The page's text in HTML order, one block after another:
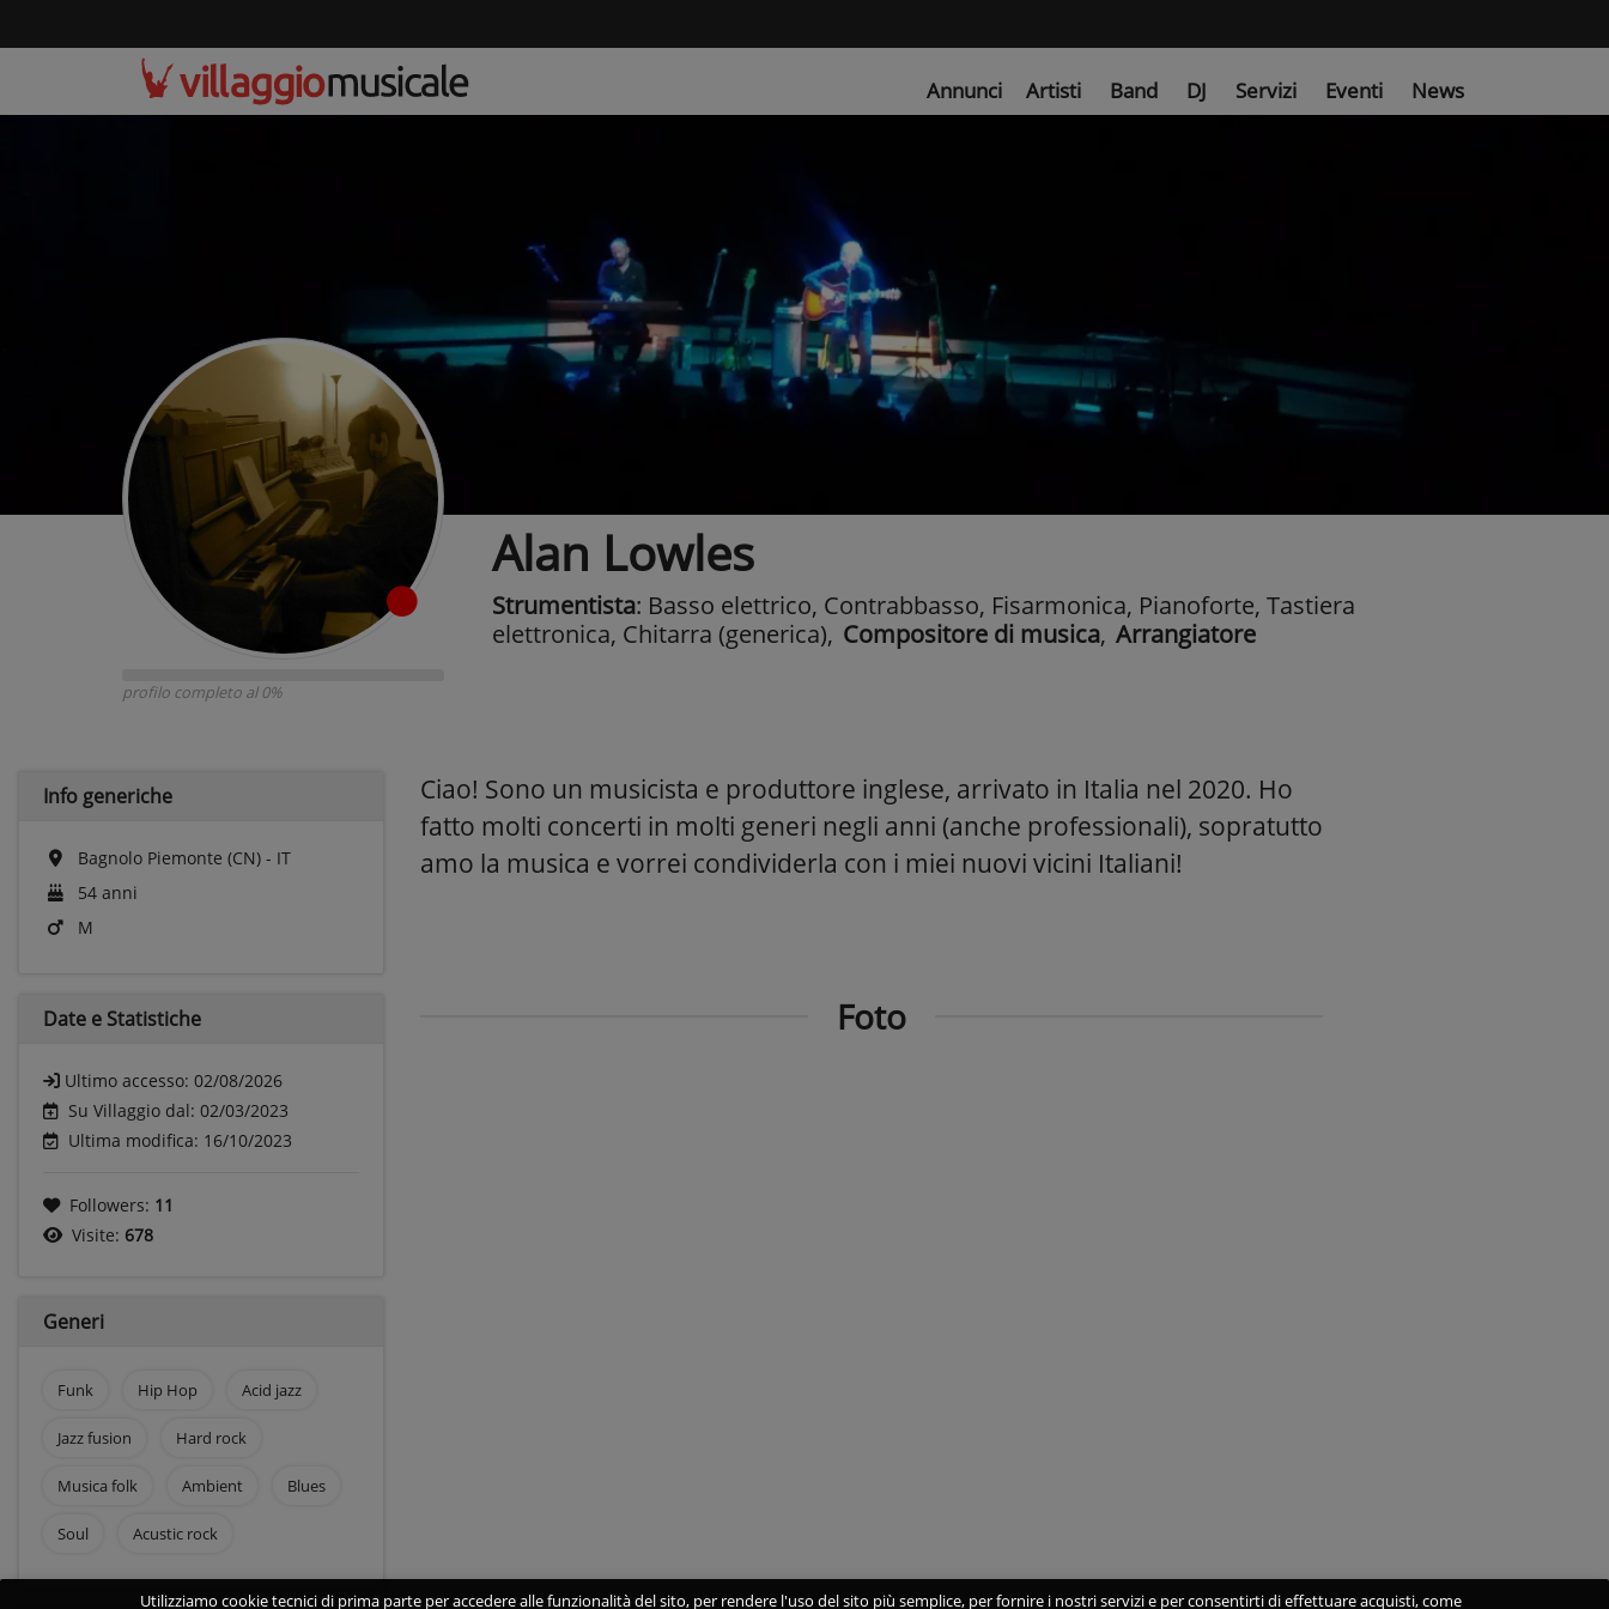
Annunci Artisti Band DJ Servizi Eventi News
profilo completo al 0%
Alan Lowles
Strumentista: Basso elettrico, Contrabbasso, Fisarmonica, Pianoforte, Tastiera
elettronica, Chitarra (generica), Compositore di musica, Arrangiatore
Info generiche
Bagnolo Piemonte (CN) - IT
54 anni
M
Date e Statistiche
Ultimo accesso: 02/08/2026
Su Villaggio dal: 02/03/2023
Ultima modifica: 16/10/2023
Followers: 11
Visite: 678
Generi
Funk Hip Hop Acid jazz
Jazz fusion Hard rock
Musica folk Ambient Blues
Soul Acustic rock
Ciao! Sono un musicista e produttore inglese, arrivato in Italia nel 2020. Ho
fatto molti concerti in molti generi negli anni (anche professionali), sopratutto
amo la musica e vorrei condividerla con i miei nuovi vicini Italiani!
Foto
Utilizziamo cookie tecnici di prima parte per accedere alle funzionalità del sito, per rendere l'uso del sito più semplice, per fornire i nostri servizi e per consentirti di effettuare acquisti, come